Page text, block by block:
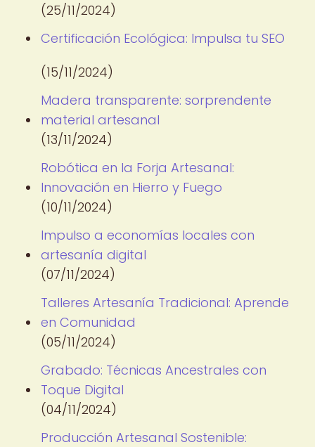
(25/11/2024)
Certificación Ecológica: Impulsa tu SEO
(15/11/2024)
Madera transparente: sorprendente
material artesanal
(13/11/2024)
Robótica en la Forja Artesanal:
Innovación en Hierro y Fuego
(10/11/2024)
Impulso a economías locales con
artesanía digital
(07/11/2024)
Talleres Artesanía Tradicional: Aprende
en Comunidad
(05/11/2024)
Grabado: Técnicas Ancestrales con
Toque Digital
(04/11/2024)
Producción Artesanal Sostenible: